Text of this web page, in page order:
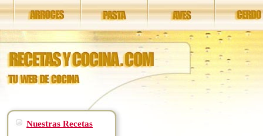
Nuestras Recetas